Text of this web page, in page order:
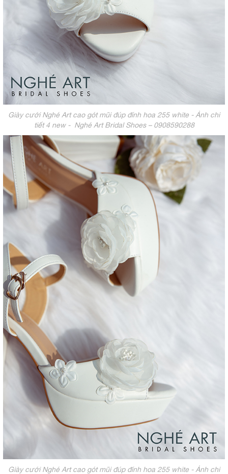
Giày cưới Nghé Art cao gót mũi đúp đính hoa 255 white - Ảnh chi
tiết 4 new - Nghé Art Bridal Shoes – 0908590288
Giày cưới Nghé Art cao gót mũi đúp đính hoa 255 white - Ảnh chi